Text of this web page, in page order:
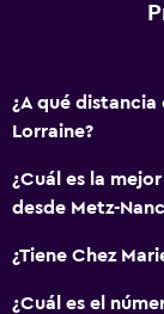
¿A qué distancia
Lorraine?
¿Cuál es la
desde Metz-
¿Tiene Chez
¿Cuál es el